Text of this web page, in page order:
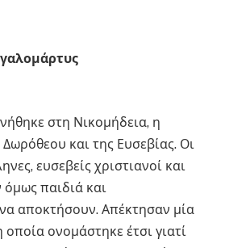
στη Νικομήδεια, η
και της Ευσεβίας. Οι
ευσεβείς χριστιανοί και
όμως παιδιά και
αποκτήσουν. Απέκτησαν μία
ονομάστηκε έτσι γιατί